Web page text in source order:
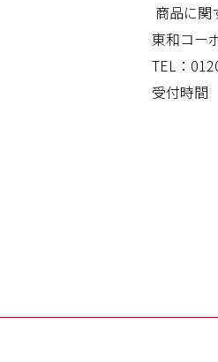
商品に関
東和コー
TEL：
受付時間